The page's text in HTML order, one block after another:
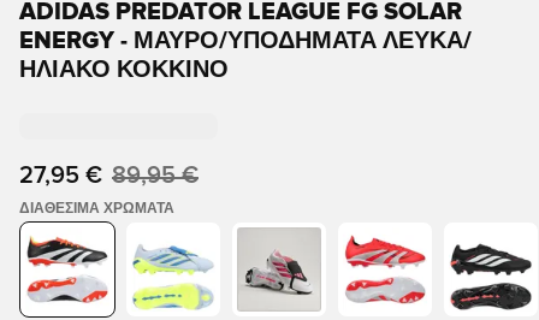
ADIDAS PREDATOR LEAGUE FG SOLAR
ENERGY - ΜΑΎΡΟ/ΥΠΟΔΉΜΑΤΑ ΛΕΥΚΆ/
ΗΛΙΑΚΌ ΚΌΚΚΙΝΟ
27,95 € 89,95 €
ΔΙΑΘΈΣΙΜΑ ΧΡΏΜΑΤΑ